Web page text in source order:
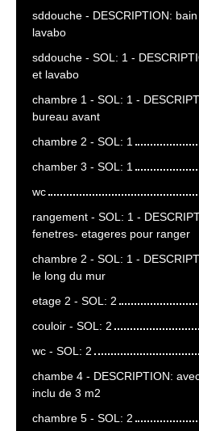
sddouche - DESCRIPTION:
lavabo
sddouche - SOL: 1 -
et lavabo
chambre 1 - SOL: 1 -
bureau avant
chambre 2 - SOL: 1
chamber 3 - SOL: 1
wc
rangement - SOL: 1 -
fenetres- etageres pour ranger
chambre 2 - SOL: 1 -
le long du mur
etage 2 - SOL: 2
couloir - SOL: 2
wc - SOL: 2
chambe 4 - DESCRIPTION:
inclu de 3 m2
chambre 5 - SOL: 2